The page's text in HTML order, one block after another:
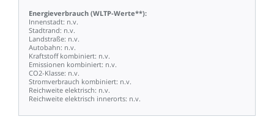
Energieverbrauch (WLTP-Werte**):
Innenstadt: n.v.
Stadtrand: n.v.
Landstraße: n.v.
Autobahn: n.v.
Kraftstoff kombiniert: n.v.
Emissionen kombiniert: n.v.
CO2-Klasse: n.v.
Stromverbrauch kombiniert: n.v.
Reichweite elektrisch: n.v.
Reichweite elektrisch innerorts: n.v.